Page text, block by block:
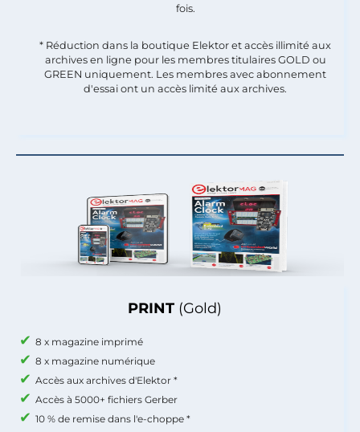
PRINT (Gold)
8 x magazine imprimé
8 x magazine numérique
Accès aux archives d'Elektor *
Accès à 5000+ fichiers Gerber
10 % de remise dans l'e-choppe *
fois.​
* Réduction dans la boutique Elektor et accès illimité aux
archives en ligne pour les membres titulaires GOLD ou
GREEN uniquement. Les membres avec abonnement
d'essai ont un accès limité aux archives.